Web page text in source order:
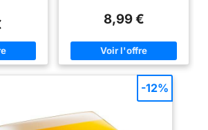
B
90 % de
aidant
et
vent et
ou
Survie, Marathons,
Premiers Secours
et peut refléter jusqu'à 90 % de
ainsi à prévenir l'hypothermie et
les chocs. Il est également
imperméable, coupe-vent et
le rend idéal pour se protéger
des éléments. 【Compact et
Portable】chaque Couvertures
Thermiques d'urgence est
pliée, emballée et scellée
8,99 €
-12%